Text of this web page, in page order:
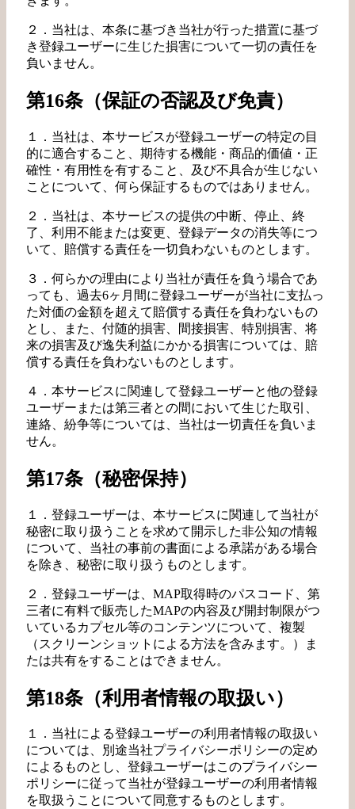
２．当社は、本条に基づき当社が行った措置に基づ
き登録ユーザーに生じた損害について一切の責任を
負いません。
第16条（保証の否認及び免責）
１．当社は、本サービスが登録ユーザーの特定の目
的に適合すること、期待する機能・商品的価値・正
確性・有用性を有すること、及び不具合が生じない
ことについて、何ら保証するものではありません。
２．当社は、本サービスの提供の中断、停止、終
了、利用不能または変更、登録データの消失等につ
いて、賠償する責任を一切負わないものとします。
３．何らかの理由により当社が責任を負う場合であ
っても、過去6ヶ月間に登録ユーザーが当社に支払っ
た対価の金額を超えて賠償する責任を負わないもの
とし、また、付随的損害、間接損害、特別損害、将
来の損害及び逸失利益にかかる損害については、賠
償する責任を負わないものとします。
４．本サービスに関連して登録ユーザーと他の登録
ユーザーまたは第三者との間において生じた取引、
連絡、紛争等については、当社は一切責任を負いま
せん。
第17条（秘密保持）
１．登録ユーザーは、本サービスに関連して当社が
秘密に取り扱うことを求めて開示した非公知の情報
について、当社の事前の書面による承諾がある場合
を除き、秘密に取り扱うものとします。
２．登録ユーザーは、MAP取得時のパスコード、第
三者に有料で販売したMAPの内容及び開封制限がつ
いているカプセル等のコンテンツについて、複製
（スクリーンショットによる方法を含みます。）ま
たは共有をすることはできません。
第18条（利用者情報の取扱い）
１．当社による登録ユーザーの利用者情報の取扱い
については、別途当社プライバシーポリシーの定め
によるものとし、登録ユーザーはこのプライバシー
ポリシーに従って当社が登録ユーザーの利用者情報
を取扱うことについて同意するものとします。